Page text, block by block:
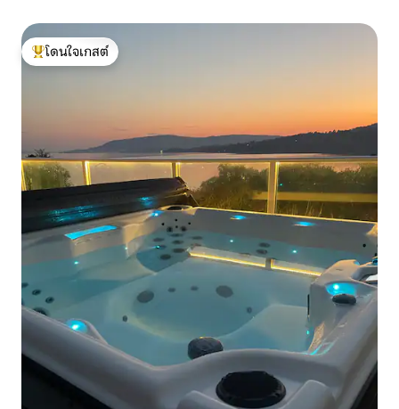
โดนใจเกสต์ที่สุด
โดนใจเกสต์